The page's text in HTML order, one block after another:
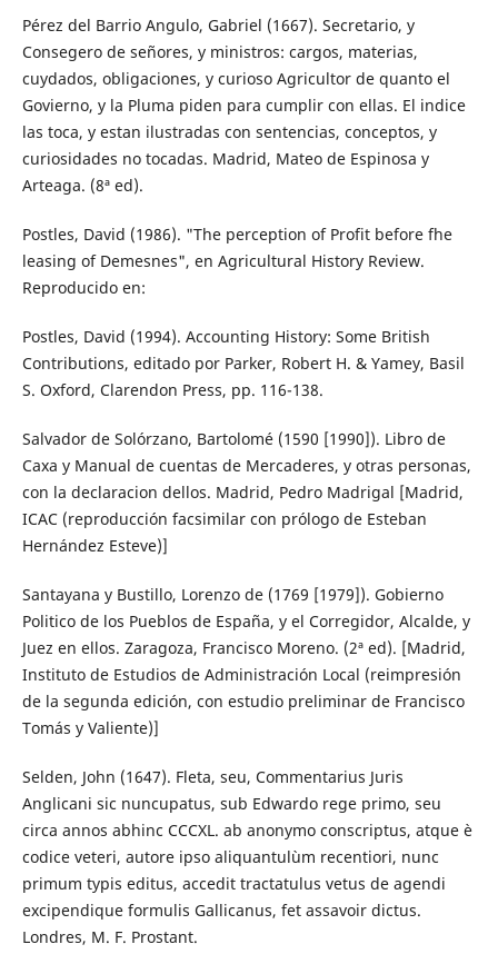
Pérez del Barrio Angulo, Gabriel (1667). Secretario, y
Consegero de señores, y ministros: cargos, materias,
cuydados, obligaciones, y curioso Agricultor de quanto el
Govierno, y la Pluma piden para cumplir con ellas. El indice
las toca, y estan ilustradas con sentencias, conceptos, y
curiosidades no tocadas. Madrid, Mateo de Espinosa y
Arteaga. (8ª ed).
Postles, David (1986). "The perception of Profit before fhe
leasing of Demesnes", en Agricultural History Review.
Reproducido en:
Postles, David (1994). Accounting History: Some British
Contributions, editado por Parker, Robert H. & Yamey, Basil
S. Oxford, Clarendon Press, pp. 116-138.
Salvador de Solórzano, Bartolomé (1590 [1990]). Libro de
Caxa y Manual de cuentas de Mercaderes, y otras personas,
con la declaracion dellos. Madrid, Pedro Madrigal [Madrid,
ICAC (reproducción facsimilar con prólogo de Esteban
Hernández Esteve)]
Santayana y Bustillo, Lorenzo de (1769 [1979]). Gobierno
Politico de los Pueblos de España, y el Corregidor, Alcalde, y
Juez en ellos. Zaragoza, Francisco Moreno. (2ª ed). [Madrid,
Instituto de Estudios de Administración Local (reimpresión
de la segunda edición, con estudio preliminar de Francisco
Tomás y Valiente)]
Selden, John (1647). Fleta, seu, Commentarius Juris
Anglicani sic nuncupatus, sub Edwardo rege primo, seu
circa annos abhinc CCCXL. ab anonymo conscriptus, atque è
codice veteri, autore ipso aliquantulùm recentiori, nunc
primum typis editus, accedit tractatulus vetus de agendi
excipendique formulis Gallicanus, fet assavoir dictus.
Londres, M. F. Prostant.